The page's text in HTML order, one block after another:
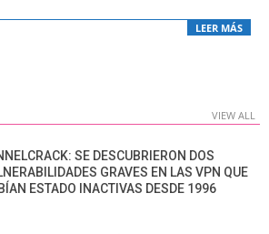
LEER MÁS
VIEW ALL
SE DESCUBRIERON DOS
GRAVES EN LAS VPN QUE
ESTADO INACTIVAS DESDE 1996